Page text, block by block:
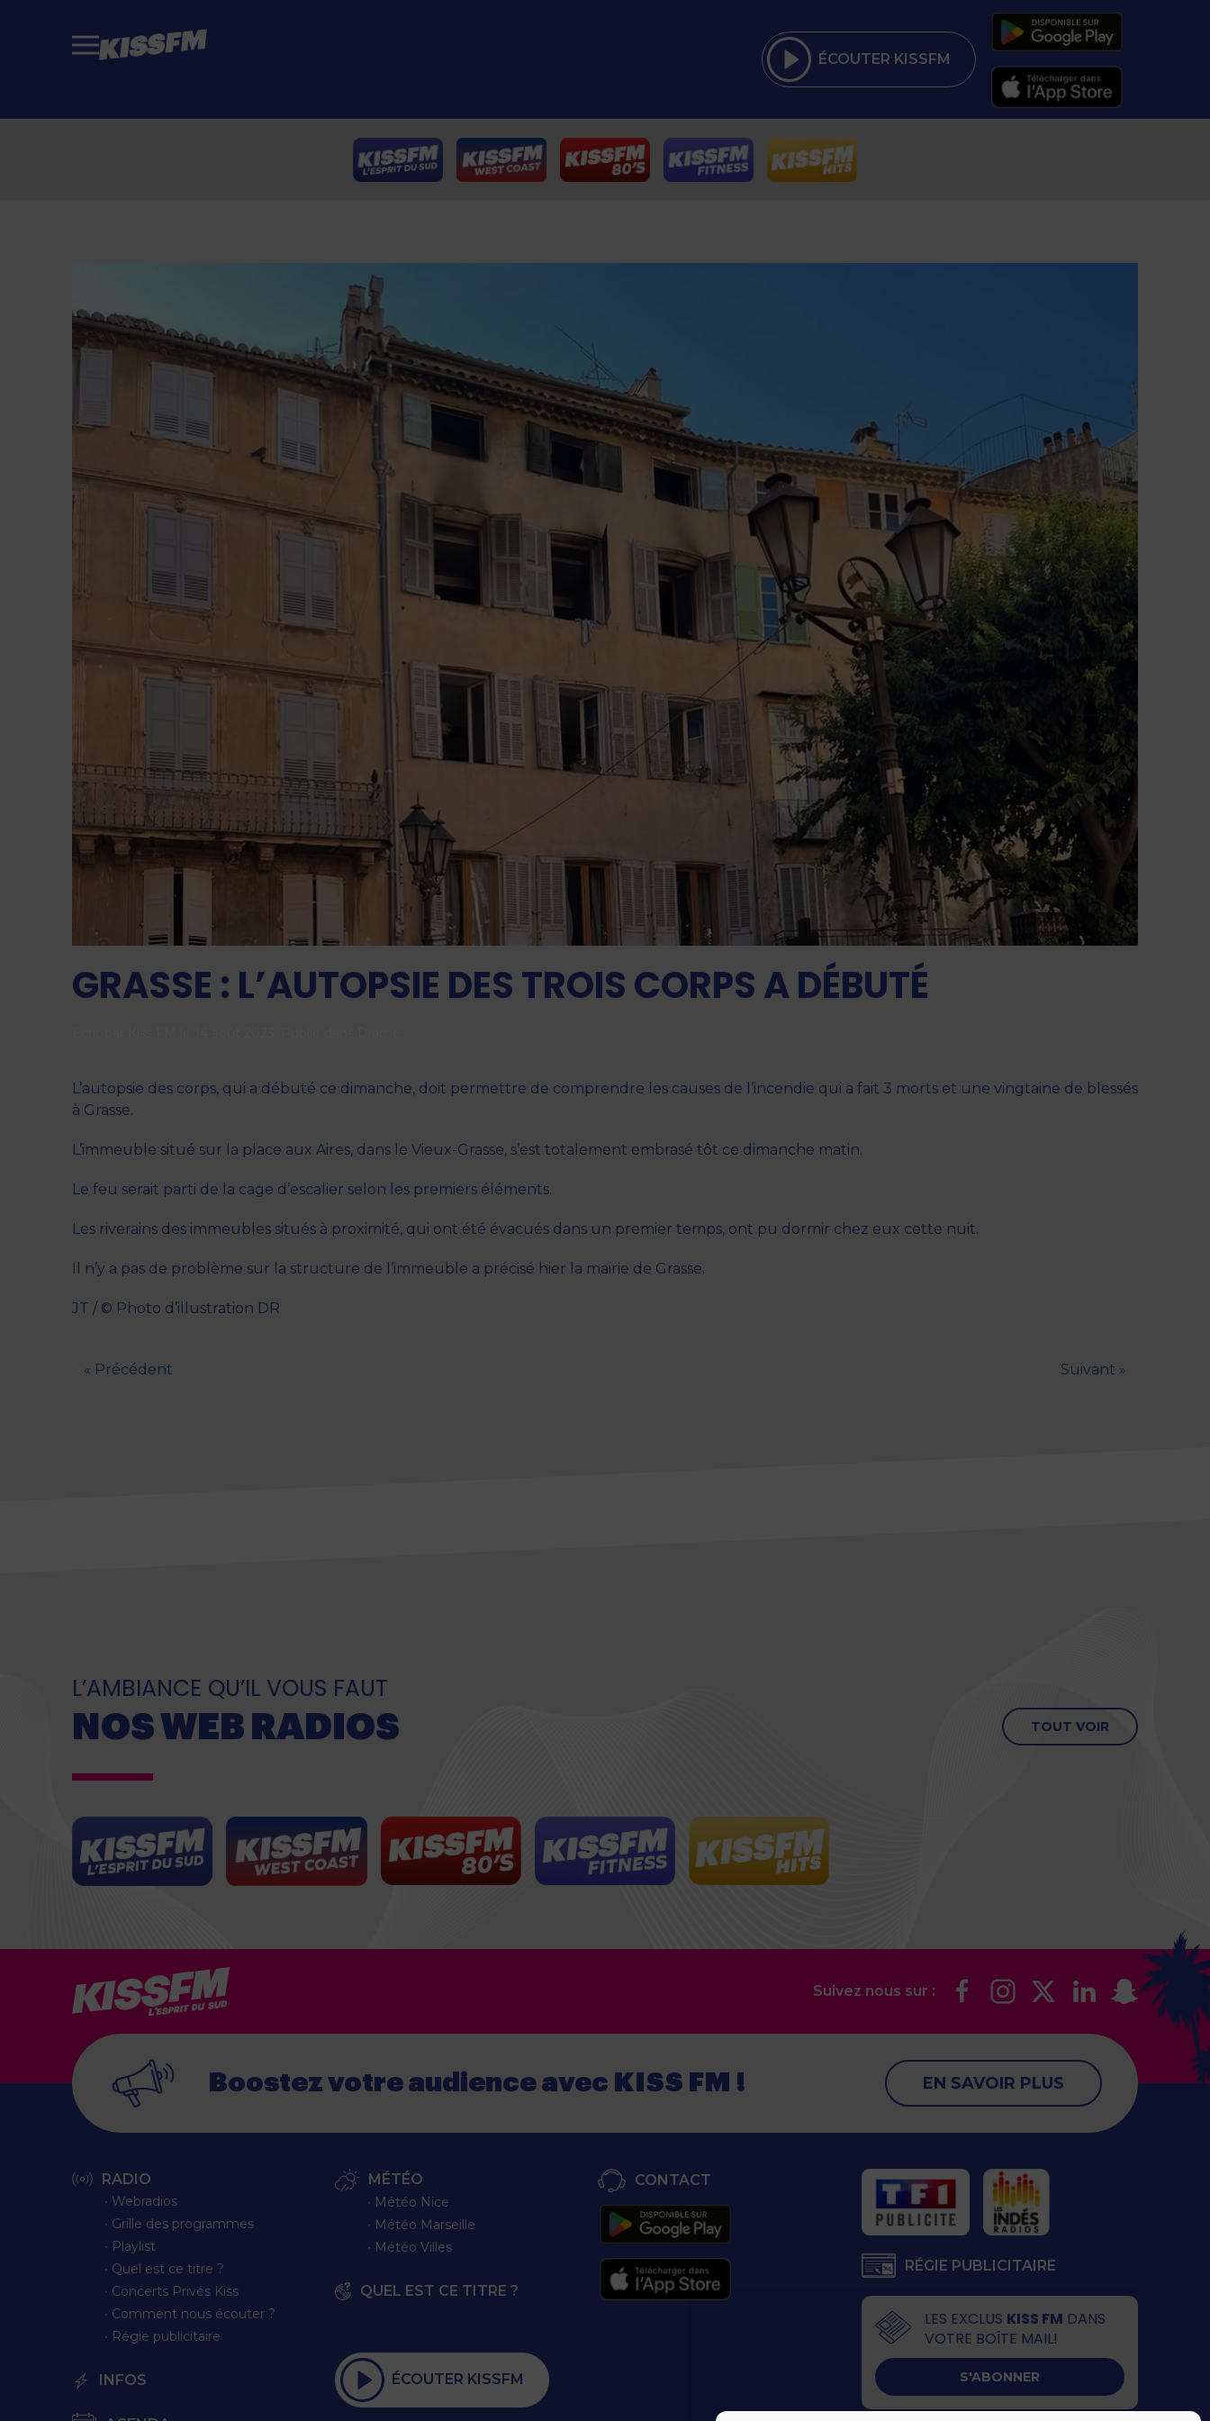
Passer au contenu principal ÉCOUTER KISSFM
GRASSE : L’AUTOPSIE DES TROIS CORPS A DÉBUTÉ
L’autopsie des corps, qui a débuté ce dimanche, doit permettre de comprendre les causes de l’incendie qui a fait 3 morts et une vingtaine de blessés
à Grasse.
L’immeuble situé sur la place aux Aires, dans le Vieux-Grasse, s’est totalement embrasé tôt ce dimanche matin.
Le feu serait parti de la cage d’escalier selon les premiers éléments.
Les riverains des immeubles situés à proximité, qui ont été évacués dans un premier temps, ont pu dormir chez eux cette nuit.
Il n’y a pas de problème sur la structure de l’immeuble a précisé hier la mairie de Grasse.
JT / © Photo d’illustration DR
« Précédent Suivant »
L’AMBIANCE QU’IL VOUS FAUT
NOS WEB RADIOS TOUT VOIR
Suivez nous sur :
Boostez votre audience avec KISS FM ! EN SAVOIR PLUS
RADIO
∙ Webradios
∙ Grille des programmes
∙ Playlist
∙ Quel est ce titre ?
∙ Concerts Privés Kiss
∙ Comment nous écouter ?
∙ Régie publicitaire
INFOS
MÉTÉO
∙ Météo Nice
∙ Météo Marseille
∙ Météo Villes
QUEL EST CE TITRE ?
ÉCOUTER KISSFM
CONTACT
RÉGIE PUBLICITAIRE
LES EXCLUS KISS FM DANS
VOTRE BOÎTE MAIL!
S'ABONNER